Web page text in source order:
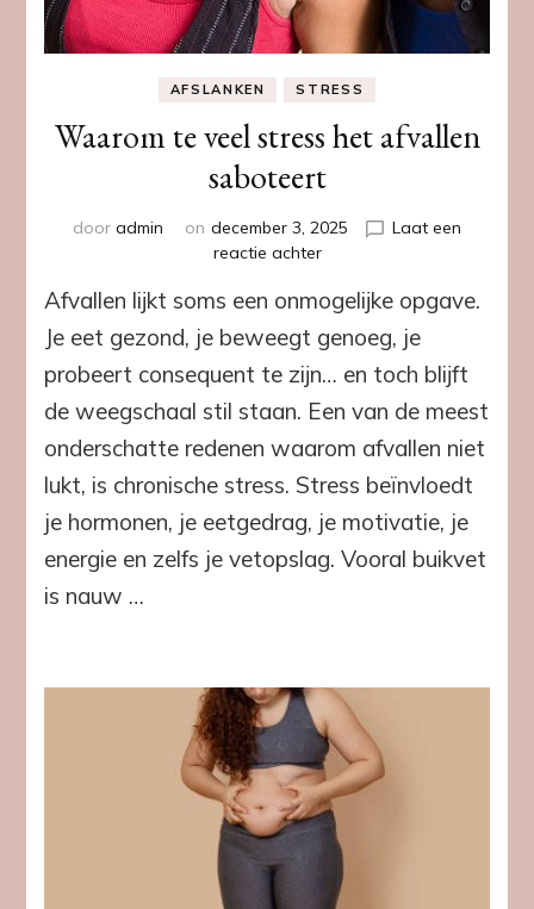
AFSLANKEN STRESS
Waarom te veel stress het afvallen
saboteert
door admin on december 3, 2025
Laat een
reactie achterop
te
stress
het
afvallen
Afvallen lijkt soms een onmogelijke opgave.
Je eet gezond, je beweegt genoeg, je
probeert consequent te zijn… en toch blijft
de weegschaal stil staan. Een van de meest
onderschatte redenen waarom afvallen niet
lukt, is chronische stress. Stress beïnvloedt
je hormonen, je eetgedrag, je motivatie, je
energie en zelfs je vetopslag. Vooral buikvet
is nauw …